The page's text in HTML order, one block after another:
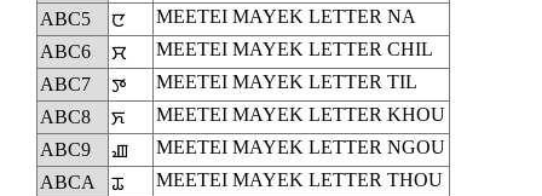
ABC5
ꯅ
MEETEI MAYEK LETTER NA
ABC6
ꯆ
MEETEI MAYEK LETTER CHIL
ABC7
ꯇ
MEETEI MAYEK LETTER TIL
ABC8
ꯈ
MEETEI MAYEK LETTER KHOU
ABC9
ꯉ
MEETEI MAYEK LETTER NGOU
ABCA
ꯊ
MEETEI MAYEK LETTER THOU